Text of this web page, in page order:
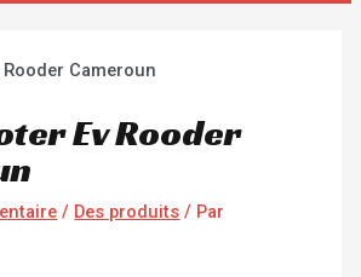
Ev Rooder
/ Des produits / Par